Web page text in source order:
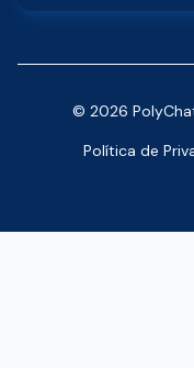
© 2026
Política de